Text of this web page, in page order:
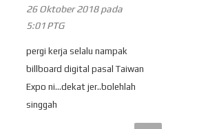
26 Oktober 2018 pada
5:01 PTG
pergi kerja selalu nampak
billboard digital pasal Taiwan
Expo ni...dekat jer..bolehlah
singgah